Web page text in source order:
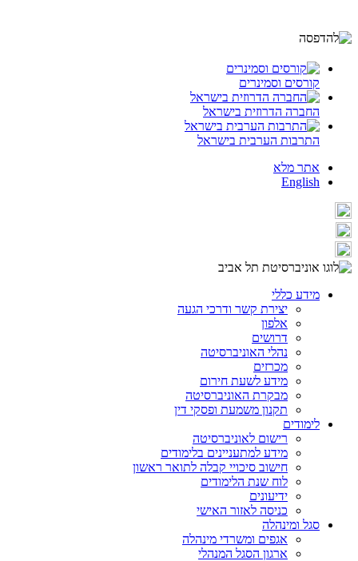
קורסים וסמינרים
החברה הדרוזית בישראל
התרבות הערבית בישראל
אתר מלא
English
מידע כללי
יצירת קשר ודרכי הגעה
אלפון
דרושים
נהלי האוניברסיטה
מכרזים
מידע לשעת חירום
מבקרת האוניברסיטה
תקנון משמעת ופסקי דין
לימודים
רישום לאוניברסיטה
מידע למתעניינים בלימודים
חישוב סיכויי קבלה לתואר ראשון
לוח שנת הלימודים
ידיעונים
כניסה לאזור האישי
סגל ומינהלה
אגפים ומשרדי מינהלה
ארגון הסגל המנהלי